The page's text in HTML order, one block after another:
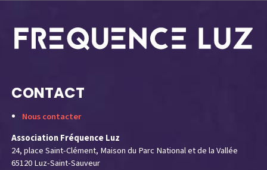
CONTACT
Nous contacter
Association Fréquence Luz
24, place Saint-Clément, Maison du Parc National et de la Vallée
65120 Luz-Saint-Sauveur